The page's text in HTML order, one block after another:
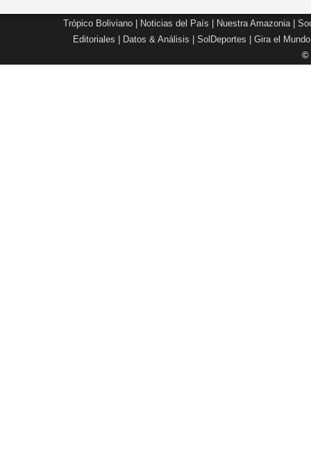
Trópico Boliviano Noticias del País Nuestra Amazonia|
Editoriales
Datos & Análisis SolDeportes Gira el Mundo
©